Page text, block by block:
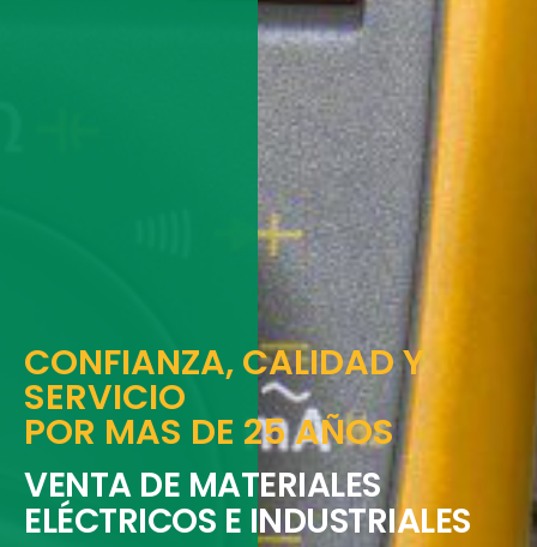
CONFIANZA, CALIDAD Y
SERVICIO
POR MAS DE 25 AÑOS
VENTA DE MATERIALES
ELÉCTRICOS E INDUSTRIALES